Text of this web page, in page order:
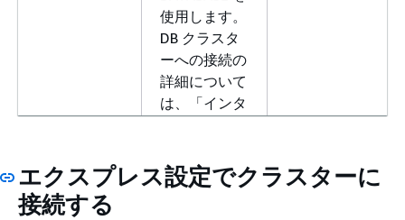
使用します。
DB クラスタ
ーへの接続の
詳細について
は、「インタ
ェイを使用し
た Amazon
エクスプレス設定でクラスターに
接続する